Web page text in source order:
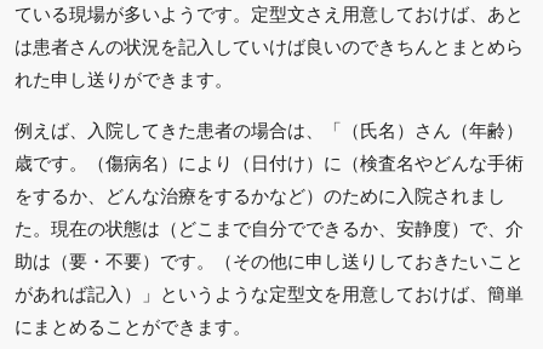
ている現場が多いようです。定型文さえ用意しておけば、あと
は患者さんの状況を記入していけば良いのできちんとまとめら
れた申し送りができます。
例えば、入院してきた患者の場合は、「（氏名）さん（年齢）
歳です。（傷病名）により（日付け）に（検査名やどんな手術
をするか、どんな治療をするかなど）のために入院されまし
た。現在の状態は（どこまで自分でできるか、安静度）で、介
助は（要・不要）です。（その他に申し送りしておきたいこと
があれば記入）」というような定型文を用意しておけば、簡単
にまとめることができます。